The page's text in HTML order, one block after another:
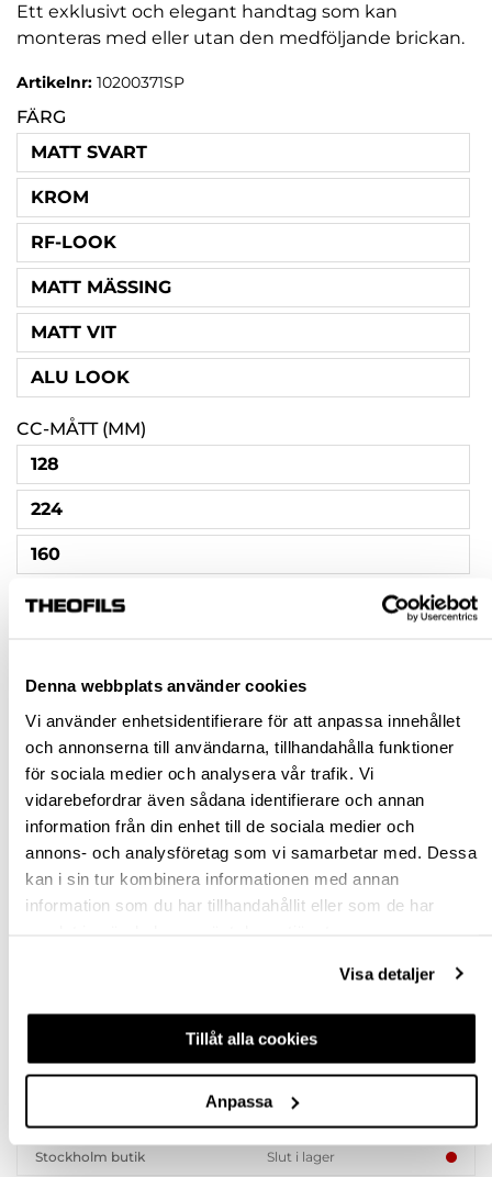
Denna webbplats använder cookies
Vi använder enhetsidentifierare för att anpassa innehållet
och annonserna till användarna, tillhandahålla funktioner
för sociala medier och analysera vår trafik. Vi
vidarebefordrar även sådana identifierare och annan
information från din enhet till de sociala medier och
annons- och analysföretag som vi samarbetar med. Dessa
kan i sin tur kombinera informationen med annan
information som du har tillhandahållit eller som de har
Visa detaljer
Tillåt alla cookies
Anpassa
Ett exklusivt och elegant handtag som kan
monteras med eller utan den medföljande brickan.
Artikelnr: 10200371SP
FÄRG
MATT SVART
KROM
RF-LOOK
MATT MÄSSING
MATT VIT
ALU LOOK
CC-MÅTT (MM)
128
224
160
SKRUV INGÅR
2ST M4X22 & 2ST M4X25
Rensa val
249,00 kr inkl. moms
Pris / 1 st: 249,00 kr
Malmö butik Slut i lager
Stockholm butik Slut i lager